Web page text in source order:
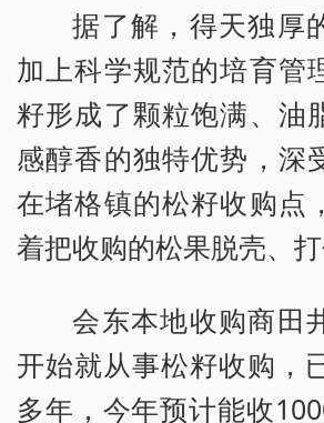
据了解，得天独厚
加上科学规范的培育管
籽形成了颗粒饱满、油
感醇香的独特优势，深
在堵格镇的松籽收购点
着把收购的松果脱壳、打
会东本地收购商田
开始就从事松籽收购，
多年，今年预计能收